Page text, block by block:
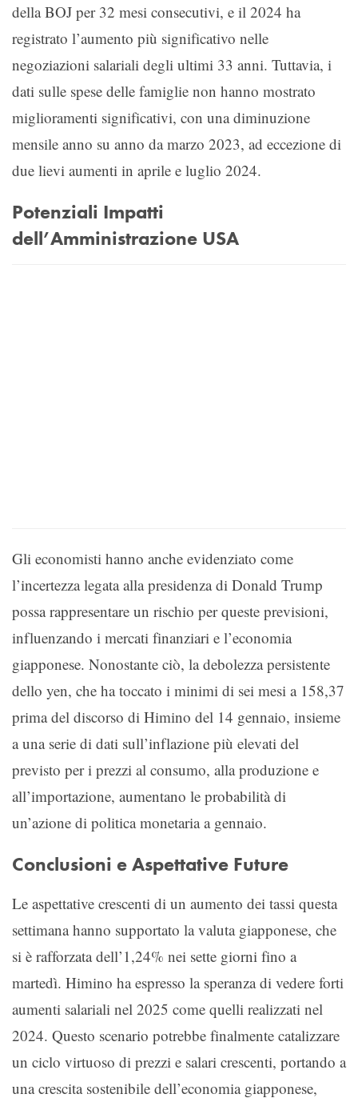
della BOJ per 32 mesi consecutivi, e il 2024 ha
registrato l’aumento più significativo nelle
negoziazioni salariali degli ultimi 33 anni. Tuttavia, i
dati sulle spese delle famiglie non hanno mostrato
miglioramenti significativi, con una diminuzione
mensile anno su anno da marzo 2023, ad eccezione di
due lievi aumenti in aprile e luglio 2024.
Potenziali Impatti
dell’Amministrazione USA
Gli economisti hanno anche evidenziato come
l’incertezza legata alla presidenza di Donald Trump
possa rappresentare un rischio per queste previsioni,
influenzando i mercati finanziari e l’economia
giapponese. Nonostante ciò, la debolezza persistente
dello yen, che ha toccato i minimi di sei mesi a 158,37
prima del discorso di Himino del 14 gennaio, insieme
a una serie di dati sull’inflazione più elevati del
previsto per i prezzi al consumo, alla produzione e
all’importazione, aumentano le probabilità di
un’azione di politica monetaria a gennaio.
Conclusioni e Aspettative Future
Le aspettative crescenti di un aumento dei tassi questa
settimana hanno supportato la valuta giapponese, che
si è rafforzata dell’1,24% nei sette giorni fino a
martedì. Himino ha espresso la speranza di vedere forti
aumenti salariali nel 2025 come quelli realizzati nel
2024. Questo scenario potrebbe finalmente catalizzare
un ciclo virtuoso di prezzi e salari crescenti, portando a
una crescita sostenibile dell’economia giapponese,